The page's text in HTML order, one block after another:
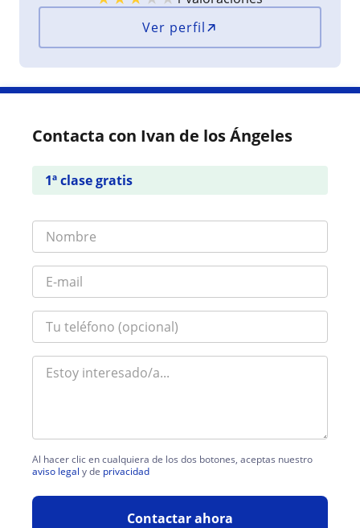
Ver perfil
Contacta con Ivan de los Ángeles
1ª clase gratis
Al hacer clic en cualquiera de los dos botones, aceptas nuestro
aviso legal y de privacidad
Contactar ahora